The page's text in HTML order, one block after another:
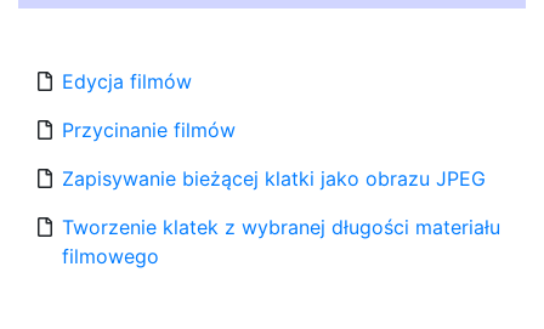
Edycja filmów
Przycinanie filmów
Zapisywanie bieżącej klatki jako obrazu JPEG
Tworzenie klatek z wybranej długości materiału
filmowego